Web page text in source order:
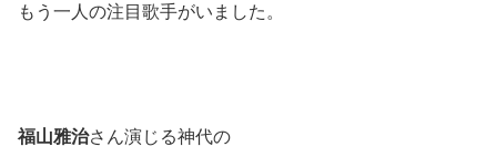
もう一人の注目歌手がいました。
福山雅治さん演じる神代の